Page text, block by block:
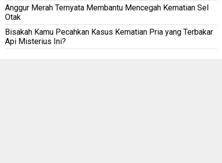
Anggur Merah Ternyata Membantu Mencegah Kematian Sel
Otak
Bisakah Kamu Pecahkan Kasus Kematian Pria yang Terbakar
Api Misterius Ini?